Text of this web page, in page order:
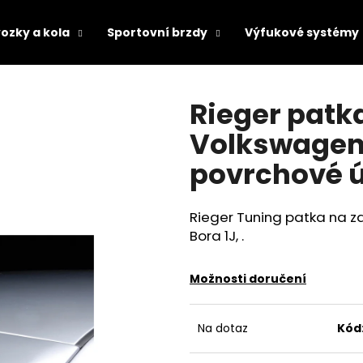
a kola Sportovní brzdy Výfukové systémy
Rieger
povrchové
Rieger Tuning patka na
Bora 1J, .
Možnosti doručení
Na dotaz
HLEDAT